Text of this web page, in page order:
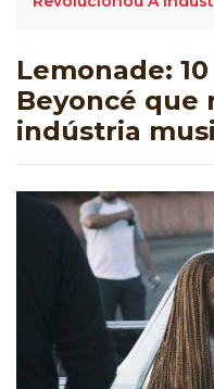
Lemonade:
Beyoncé que
indústria